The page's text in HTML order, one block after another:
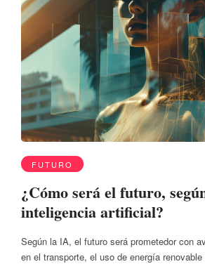
FUTURO
¿Cómo será el futuro,
inteligencia artificial?
Según la IA, el futuro será prometedor con
en el transporte, el uso de energía